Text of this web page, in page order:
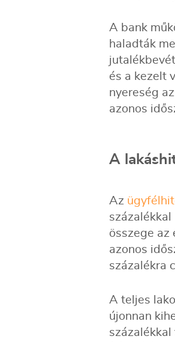
A bank
haladták
és a kezelt
nyereség
azonos
A
Az
összege az
azonos
százalékra
A teljes
újonnan